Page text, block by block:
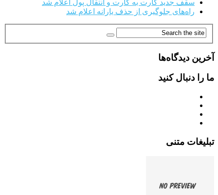
سقف جدید کارت به کارت و انتقال پول اعلام شد
راه‌های جلوگیری از حذف یارانه اعلام شد
آخرین دیدگاه‌ها
ما را دنبال کنید
تبلیغات متنی